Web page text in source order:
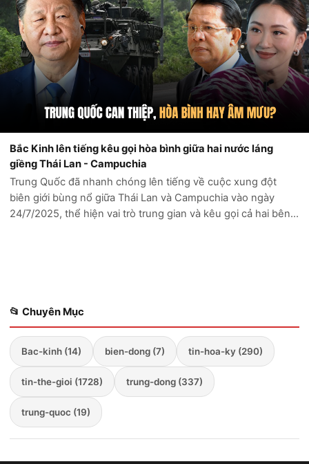
Bắc Kinh lên tiếng kêu gọi hòa bình giữa hai nước láng
giềng Thái Lan - Campuchia
Trung Quốc đã nhanh chóng lên tiếng về cuộc xung đột
biên giới bùng nổ giữa Thái Lan và Campuchia vào ngày
24/7/2025, thể hiện vai trò trung gian và kêu gọi cả hai bên
📂 Chuyên Mục
Bac-kinh (14) bien-dong (7) tin-hoa-ky (290)
tin-the-gioi (1728) trung-dong (337)
trung-quoc (19)